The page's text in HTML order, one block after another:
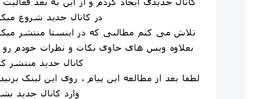
در کانال جدید شروع
تلاش می کنم مطالبی که در اینستا منتشر
بعلاوه ویس های حاوی نکات و نظرات خودم رو
کانال جدید منتشر
لطفا بعد از مطالعه این پیام ، روی این لینک
وارد کانال جدید